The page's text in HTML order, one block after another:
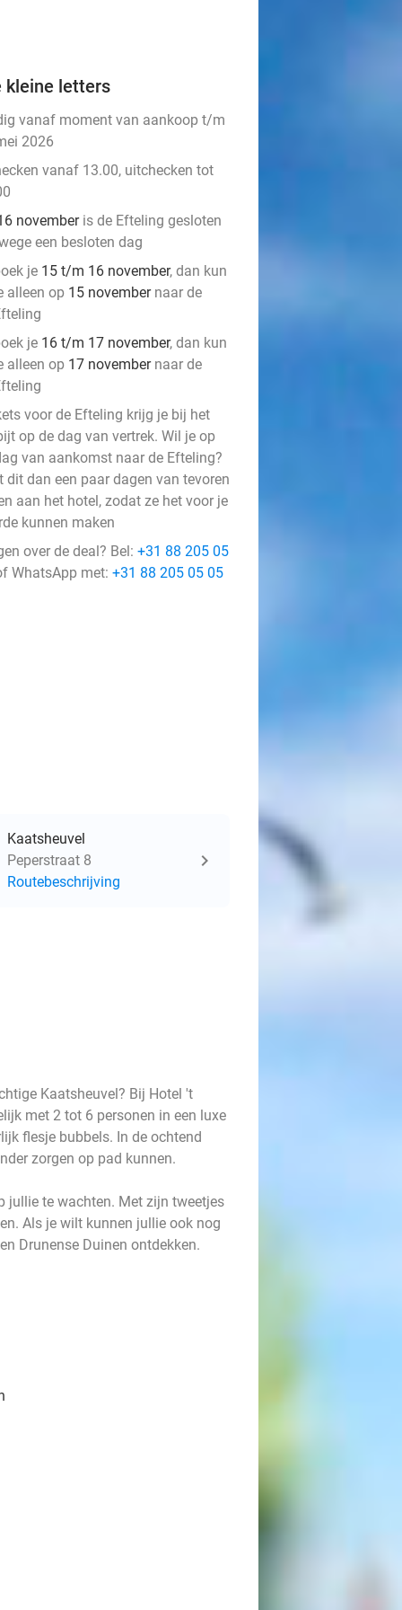
kleine letters
vanaf moment van aankoop t/m
2026
vanaf 13.00, uitchecken tot
novemberis de Efteling gesloten
een besloten dag
je 15 t/m 16 november, dan kun
alleen op 15 novembernaar de
je 16 t/m 17 november, dan kun
alleen op 17 novembernaar de
voor de Efteling krijg je bij het
op de dag van vertrek. Wil je op
van aankomst naar de Efteling?
dit dan een paar dagen van tevoren
aan het hotel, zodat ze het voor je
kunnen maken
over de deal? Bel: +31 88 205 05
WhatsApp met: +31 88 205 05 05
Kaatsheuvel
Peperstraat 8
Routebeschrijving
Kaatsheuvel? Bij Hotel 't
met 2 tot 6 personen in een luxe
flesje bubbels. In de ochtend
zorgen op pad kunnen.
jullie te wachten. Met zijn tweetjes
Als je wilt kunnen jullie ook nog
Drunense Duinen ontdekken.